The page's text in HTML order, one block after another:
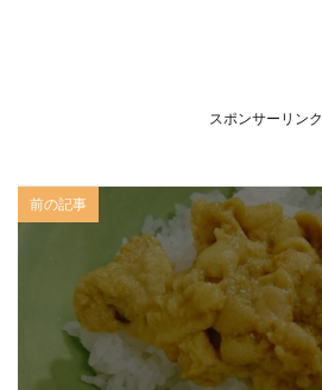
スポンサーリンク
前の記事